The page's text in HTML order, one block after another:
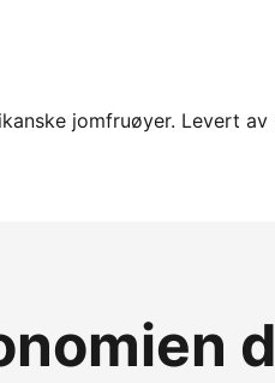
jomfruøyer. Levert av